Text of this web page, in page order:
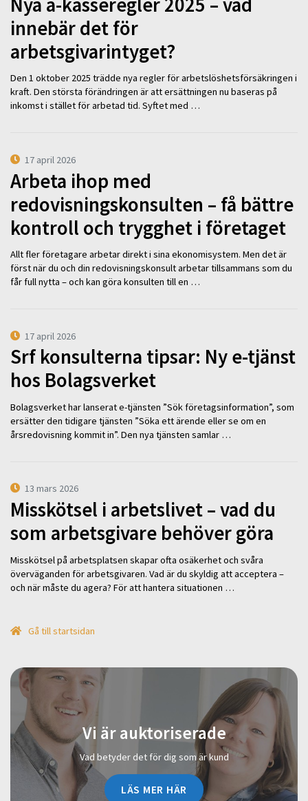
innebär det för
arbetsgivarintyget?
Den 1 oktober 2025 trädde nya regler för arbetslöshetsförsäkringen i
kraft. Den största förändringen är att ersättningen nu baseras på
inkomst i stället för arbetad tid. Syftet med …
17 april 2026
Arbeta ihop med
redovisningskonsulten – få bättre
kontroll och trygghet i företaget
Allt fler företagare arbetar direkt i sina ekonomisystem. Men det är
först när du och din redovisningskonsult arbetar tillsammans som du
får full nytta – och kan göra konsulten till en …
17 april 2026
Srf konsulterna tipsar: Ny e-tjänst
hos Bolagsverket
Bolagsverket har lanserat e-tjänsten ”Sök företagsinformation”, som
ersätter den tidigare tjänsten ”Söka ett ärende eller se om en
årsredovisning kommit in”. Den nya tjänsten samlar …
13 mars 2026
Misskötsel i arbetslivet – vad du
som arbetsgivare behöver göra
Misskötsel på arbetsplatsen skapar ofta osäkerhet och svåra
överväganden för arbetsgivaren. Vad är du skyldig att acceptera –
och när måste du agera? För att hantera situationen …
Gå till startsidan
Vi är auktoriserade
Vad betyder det för dig som är kund
LÄS MER HÄR